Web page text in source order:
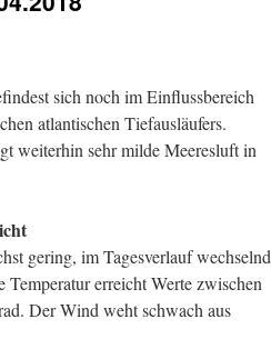
sich noch im Einflussbereich
atlantischen Tiefausläufers.
weiterhin sehr milde Meeresluft in
gering, im Tagesverlauf wechselnd
Temperatur erreicht Werte zwischen
Der Wind weht schwach aus